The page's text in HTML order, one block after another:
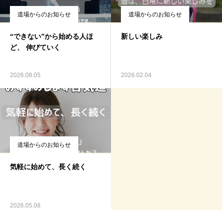
道場からのお知らせ
“できない”から始める人ほ
ど、 伸びていく
2026.08.05
道場からのお知らせ
新しい楽しみ
2026.02.04
道場からのお知らせ
気軽に始めて、長く続く
2026.05.08